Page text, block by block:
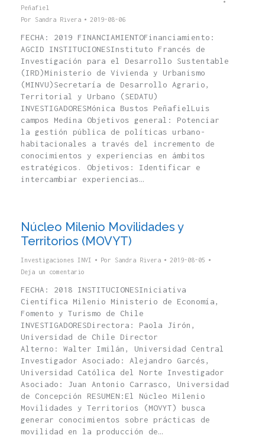
Peñafiel
Por Sandra Rivera 2019-08-06
FECHA: 2019 FINANCIAMIENTOFinanciamiento:
AGCID INSTITUCIONESInstituto Francés de
Investigación para el Desarrollo Sustentable
(IRD)Ministerio de Vivienda y Urbanismo
(MINVU)Secretaría de Desarrollo Agrario,
Territorial y Urbano (SEDATU)
INVESTIGADORESMónica Bustos PeñafielLuis
campos Medina Objetivos general: Potenciar
la gestión pública de políticas urbano-
habitacionales a través del incremento de
conocimientos y experiencias en ámbitos
estratégicos. Objetivos: Identificar e
intercambiar experiencias…
Núcleo Milenio Movilidades y
Territorios (MOVYT)
Investigaciones INVI Por Sandra Rivera
2019-08-05
Deja un comentario
FECHA: 2018 INSTITUCIONESIniciativa
Científica Milenio Ministerio de Economía,
Fomento y Turismo de Chile
INVESTIGADORESDirectora: Paola Jirón,
Universidad de Chile Director
Alterno: Walter Imilán, Universidad Central
Investigador Asociado: Alejandro Garcés,
Universidad Católica del Norte Investigador
Asociado: Juan Antonio Carrasco, Universidad
de Concepción RESUMEN:El Núcleo Milenio
Movilidades y Territorios (MOVYT) busca
generar conocimientos sobre prácticas de
movilidad en la producción de…